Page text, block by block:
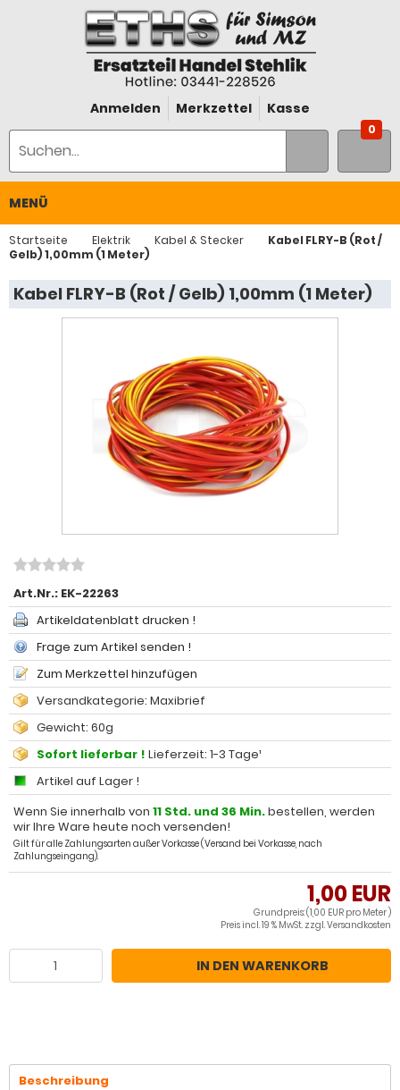
Anmelden Merkzettel Kasse
0
MENÜ
Startseite Elektrik Kabel & Stecker
Kabel FLRY-B (Rot /
Gelb) 1,00mm (1 Meter)
Kabel FLRY-B (Rot / Gelb) 1,00mm (1 Meter)
Art.Nr.: EK-22263
Artikeldatenblatt drucken !
Frage zum Artikel senden !
Zum Merkzettel hinzufügen
Versandkategorie: Maxibrief
Gewicht: 60g
Sofort lieferbar ! Lieferzeit: 1-3 Tage¹
Artikel auf Lager !
Wenn Sie innerhalb von 11 Std. und 36 Min.bestellen, werden
wir Ihre Ware heute noch versenden!
Gilt für alle Zahlungsarten außer Vorkasse (Versand bei Vorkasse, nach
Zahlungseingang).
1,00 EUR
Grundpreis: (1,00 EUR pro Meter )
Preis incl. 19 % MwSt. zzgl.Versandkosten
IN DEN WARENKORB
Beschreibung